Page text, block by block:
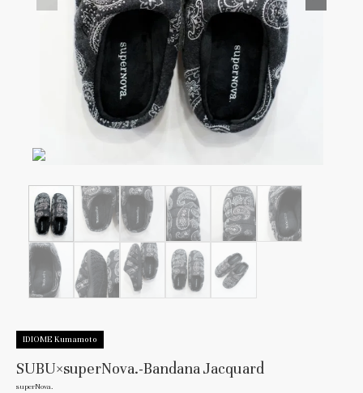
IDIOME Kumamoto
SUBU×superNova.-Bandana Jacquard
superNova.